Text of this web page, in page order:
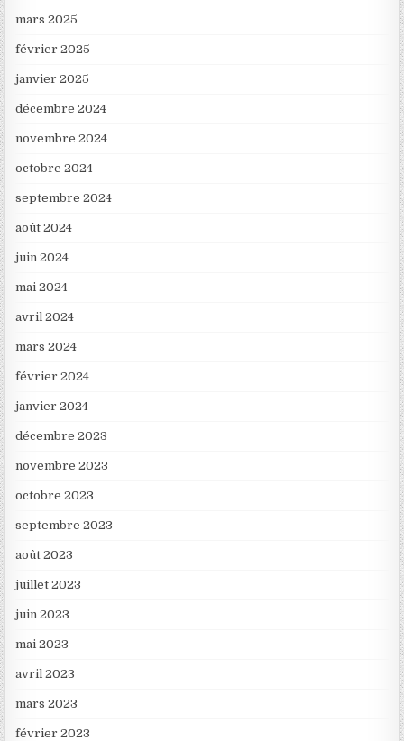
mars 2025
février 2025
janvier 2025
décembre 2024
novembre 2024
octobre 2024
septembre 2024
août 2024
juin 2024
mai 2024
avril 2024
mars 2024
février 2024
janvier 2024
décembre 2023
novembre 2023
octobre 2023
septembre 2023
août 2023
juillet 2023
juin 2023
mai 2023
avril 2023
mars 2023
février 2023